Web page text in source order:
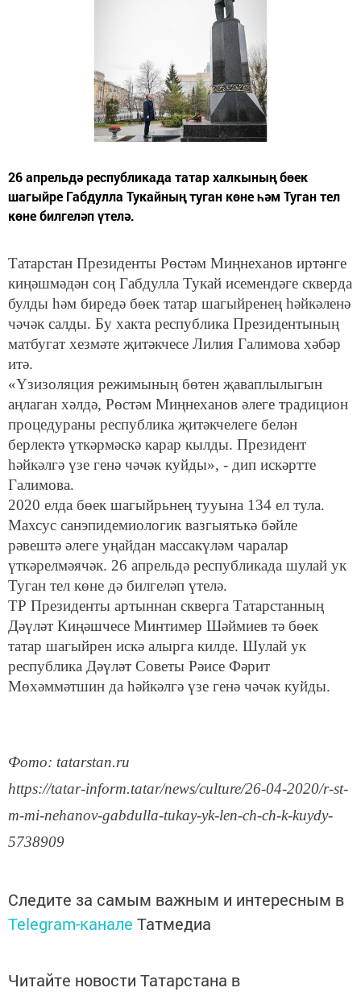
26 апрельдә республикада татар халкының бөек
шагыйре Габдулла Тукайның туган көне һәм Туган тел
көне билгеләп үтелә.
Татарстан Президенты Рөстәм Миңнеханов иртәнге
киңәшмәдән соң Габдулла Тукай исемендәге скверда
булды һәм биредә бөек татар шагыйренең һәйкәленә
чәчәк салды. Бу хакта республика Президентының
матбугат хезмәте җитәкчесе Лилия Галимова хәбәр
итә.
«Үзизоляция режимының бөтен җаваплылыгын
аңлаган хәлдә, Рөстәм Миңнеханов әлеге традицион
процедураны республика җитәкчелеге белән
берлектә үткәрмәскә карар кылды. Президент
һәйкәлгә үзе генә чәчәк куйды», - дип искәртте
Галимова.
2020 елда бөек шагыйрьнең тууына 134 ел тула.
Махсус санэпидемиологик вазгыятькә бәйле
рәвештә әлеге уңайдан массакүләм чаралар
үткәрелмәячәк. 26 апрельдә республикада шулай ук
Туган тел көне дә билгеләп үтелә.
ТР Президенты артыннан скверга Татарстанның
Дәүләт Киңәшчесе Минтимер Шәймиев тә бөек
татар шагыйрен искә алырга килде. Шулай ук
республика Дәүләт Советы Рәисе Фәрит
Мөхәммәтшин да һәйкәлгә үзе генә чәчәк куйды.
Фото: tatarstan.ru
https://tatar-inform.tatar/news/culture/26-04-2020/r-st-
m-mi-nehanov-gabdulla-tukay-yk-len-ch-ch-k-kuydy-
5738909
Следите за самым важным и интересным в
Telegram-канале Татмедиа
Читайте новости Татарстана в